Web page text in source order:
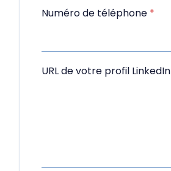
Numéro de téléphone *
URL de votre profil LinkedIn